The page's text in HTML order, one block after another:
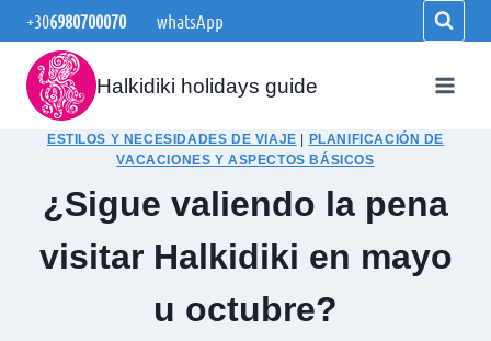
Saltar
al
contenido
+306980700070 whatsApp
Halkidiki holidays guide
ESTILOS Y NECESIDADES DE VIAJE
PLANIFICACIÓN DE
VACACIONES Y ASPECTOS BÁSICOS
¿Sigue valiendo la pena
visitar Halkidiki en mayo
u octubre?